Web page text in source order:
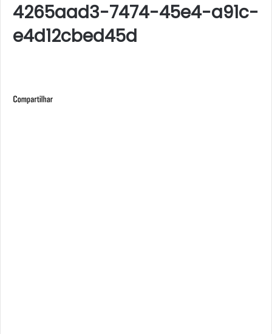
4265aad3-7474-45e4-a91c-
e4d12cbed45d